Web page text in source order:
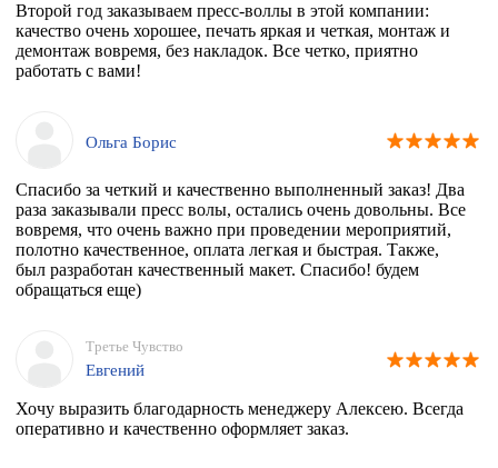
Второй год заказываем пресс-воллы в этой компании:
качество очень хорошее, печать яркая и четкая, монтаж и
демонтаж вовремя, без накладок. Все четко, приятно
работать с вами!
Ольга Борис
Спасибо за четкий и качественно выполненный заказ! Два
раза заказывали пресс волы, остались очень довольны. Все
вовремя, что очень важно при проведении мероприятий,
полотно качественное, оплата легкая и быстрая. Также,
был разработан качественный макет. Спасибо! будем
обращаться еще)
Третье Чувство
Евгений
Хочу выразить благодарность менеджеру Алексею. Всегда
оперативно и качественно оформляет заказ.